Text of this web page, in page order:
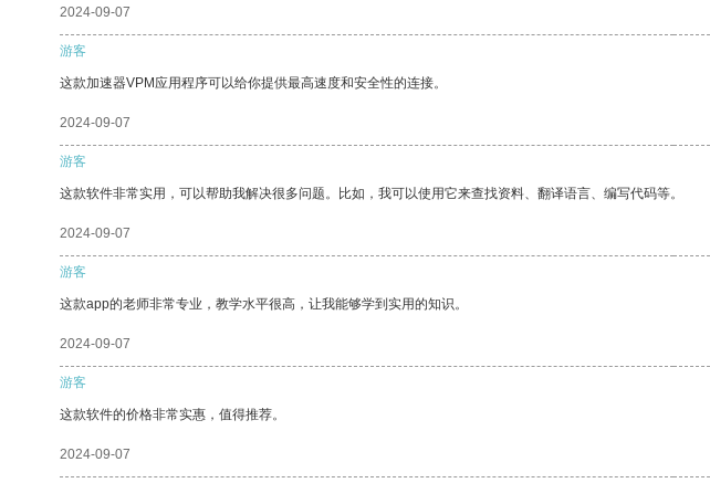
2024-09-07
游客
这款加速器VPM应用程序可以给你提供最高速度和安全性的连接。
2024-09-07
游客
这款软件非常实用，可以帮助我解决很多问题。比如，我可以使用它来查找资料、翻译语言、编写代码等。
2024-09-07
游客
这款app的老师非常专业，教学水平很高，让我能够学到实用的知识。
2024-09-07
游客
这款软件的价格非常实惠，值得推荐。
2024-09-07